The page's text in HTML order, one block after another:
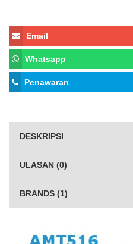
Email
Whatsapp
Penawaran
DESKRIPSI
ULASAN (0)
BRANDS (1)